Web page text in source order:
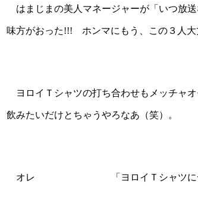
はまじまの美人マネージャーが「いつ放
味方がおった!!! ホンマにもう、この３人大
ヨロイＴシャツの打ち合わせもメッチャ
飲みたいだけとちゃうやろなあ（笑）。
オレ 「ヨロイＴシャツに一騎当